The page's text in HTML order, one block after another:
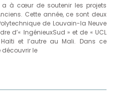
a à cœur de soutenir les projets
Cette année, ce sont deux
de Louvain-la Neuve
d’« IngénieuxSud » et de « UCL
et l’autre au Mali. Dans ce
découvrir le